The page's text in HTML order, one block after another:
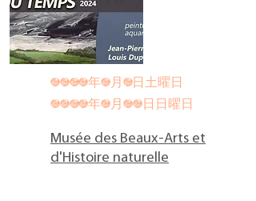
2024年3月9日土曜日
2024年5月12日日曜日
Musée des Beaux-Arts et
d'Histoire naturelle